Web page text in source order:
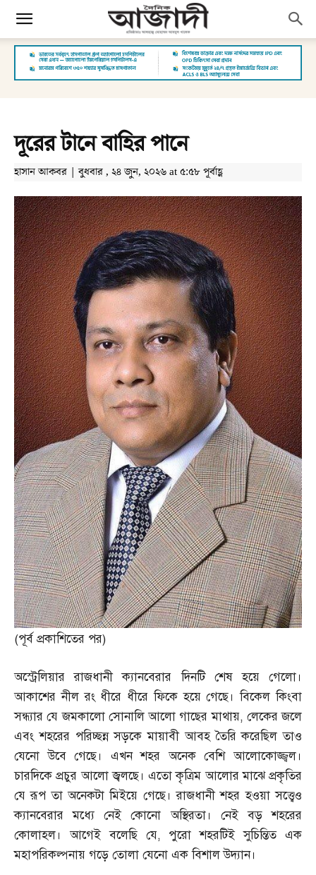
দূরের টানে বাহির পানে
হাসান আকবর | বুধবার , ২৪ জুন, ২০২৬ at ৫:৫৮ পূর্বাহ্ণ
(পূর্ব প্রকাশিতের পর)
অস্ট্রেলিয়ার রাজধানী ক্যানবেরার দিনটি শেষ হয়ে গেলো।
আকাশের নীল রং ধীরে ধীরে ফিকে হয়ে গেছে। বিকেল কিংবা
সন্ধ্যার যে জমকালো সোনালি আলো গাছের মাথায়, লেকের জলে
এবং শহরের পরিচ্ছন্ন সড়কে মায়াবী আবহ তৈরি করেছিল তাও
যেনো উবে গেছে। এখন শহর অনেক বেশি আলোকোজ্জ্বল।
চারদিকে প্রচুর আলো জ্বলছে। এতো কৃত্রিম আলোর মাঝে প্রকৃতির
যে রূপ তা অনেকটা মিইয়ে গেছে। রাজধানী শহর হওয়া সত্ত্বেও
ক্যানবেরার মধ্যে নেই কোনো অস্থিরতা। নেই বড় শহরের
কোলাহল। আগেই বলেছি যে, পুরো শহরটিই সুচিন্তিত এক
মহাপরিকল্পনায় গড়ে তোলা যেনো এক বিশাল উদ্যান।